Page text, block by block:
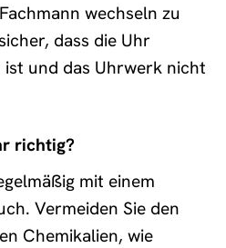
wechseln zu
dass die Uhr
und das Uhrwerk nicht
richtig?
mit einem
Vermeiden Sie den
Chemikalien, wie